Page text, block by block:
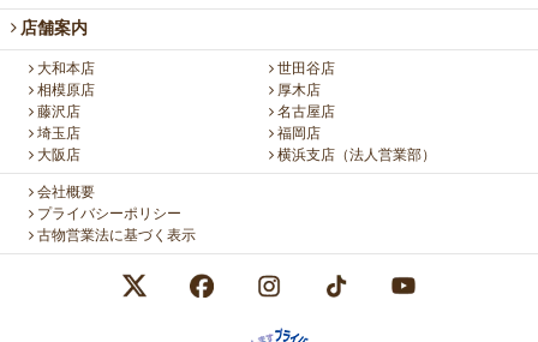
店舗案内
大和本店
世田谷店
相模原店
厚木店
藤沢店
名古屋店
埼玉店
福岡店
大阪店
横浜支店（法人営業部）
会社概要
プライバシーポリシー
古物営業法に基づく表示